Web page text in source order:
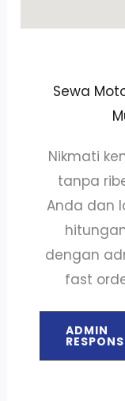
Sewa
Nikmati
tanpa
Anda dan
dengan
fast
ADMIN